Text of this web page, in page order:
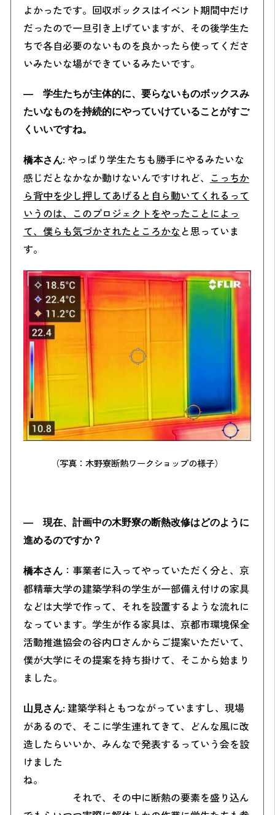
よかったです。回収ボックスはイベント期間中だけ
だったので一旦引き上げていますが、その後学生た
ちで各自必要のないものを良かったら使ってくださ
いみたいな場ができているみたいです。
― 学生たちが主体的に、要らないものボックスみ
たいなものを持続的にやっていけていることがすご
くいいですね。
橋本さん: やっぱり学生たちも勝手にやるみたいな
感じだとなかなか動けないんですけれど、 こっちか
ら背中を少し押してあげると自ら動いてくれるって
いうのは、このプロジェクトをやったことによっ
て、僕らも気づかされたところかな と思っていま
す。
（写真：木野寮断熱ワークショップの様子）
― 現在、計画中の木野寮の断熱改修はどのように
進めるのですか？
橋本さん：事業者に入ってやっていただく分と、京
都精華大学の建築学科の学生が一部備え付けの家具
などは大学で作って、それを設置するような流れに
なっています。学生が作る家具は、京都市環境保全
活動推進協会の谷内口さんからご提案いただいて、
僕が大学にその提案を持ち掛けて、そこから始まり
ました。
山見さん: 建築学科ともつながっていますし、現場
があるので、そこに学生連れてきて、どんな風に改
造したらいいか、みんなで発表するっていう会を設
けました
ね。
それで、その中に断熱の要素を盛り込ん